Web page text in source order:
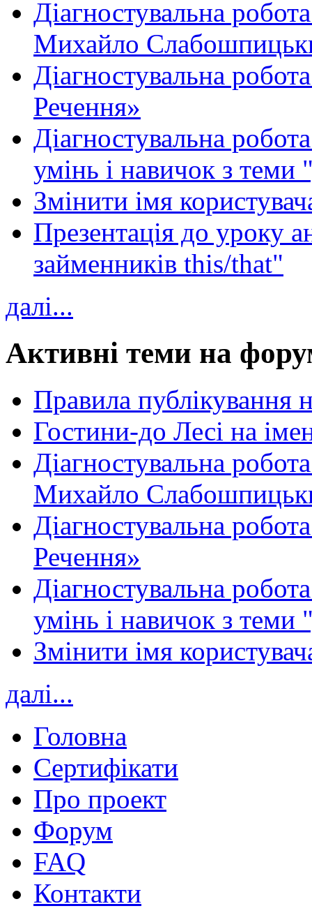
Діагностувальна
Михайло
Діагностувальна
Речення»
Діагностувальна
умінь і навичок з теми
Змінити імя
Презентація до уроку
займенників this/that"
далі...
Активні теми на
Правила публікування
Гостини-до Лесі на
Діагностувальна
Михайло
Діагностувальна
Речення»
Діагностувальна
умінь і навичок з теми
Змінити імя
далі...
Головна
Сертифікати
Про проект
Форум
FAQ
Контакти